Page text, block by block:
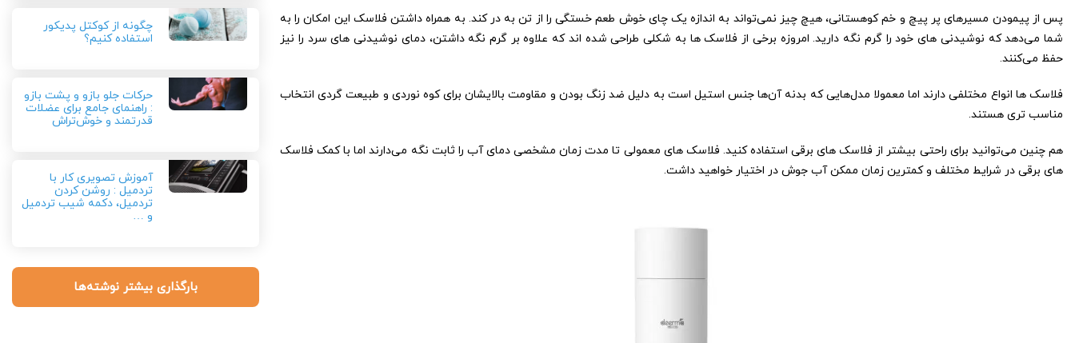
پس از پیمودن مسیرهای پر پیچ و خم کوهستانی، هیچ چیز نمی‌تواند به اندازه یک چای خوش طعم خستگی را از تن به در کند. به همراه داشتن فلاسک این امکان را به
شما می‌دهد که نوشیدنی های خود را گرم نگه دارید. امروزه برخی از فلاسک‌ ها به شکلی طراحی شده اند که علاوه بر گرم نگه داشتن، دمای نوشیدنی های سرد را نیز
حفظ می‌کنند.
فلاسک ها انواع مختلفی دارند اما معمولا مدل‌هایی که بدنه آن‌ها جنس استیل است به دلیل ضد زنگ بودن و مقاومت بالایشان برای کوه نوردی و طبیعت گردی انتخاب
مناسب تری هستند.
هم چنین می‌توانید برای راحتی بیشتر از فلاسک های برقی استفاده کنید. فلاسک های معمولی تا مدت زمان مشخصی دمای آب را ثابت نگه می‌دارند اما با کمک فلاسک
های برقی در شرایط مختلف و کمترین زمان ممکن آب جوش در اختیار خواهید داشت.
چگونه از کوکتل پدیکور
استفاده کنیم؟
حرکات جلو بازو و پشت بازو
: راهنمای جامع برای عضلات
قدرتمند و خوش‌تراش
آموزش تصویری کار با
تردمیل : روشن کردن
تردمیل، دکمه شیب تردمیل
و …
بارگذاری بیشتر نوشته‌ها